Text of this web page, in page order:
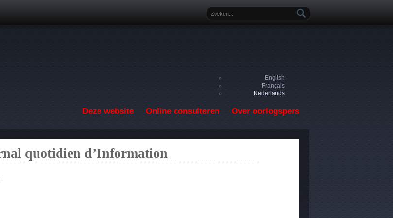
Zoekveld
English
Français
Nederlands
Deze website Online consulteren Over oorlogspers
quotidien d’Information